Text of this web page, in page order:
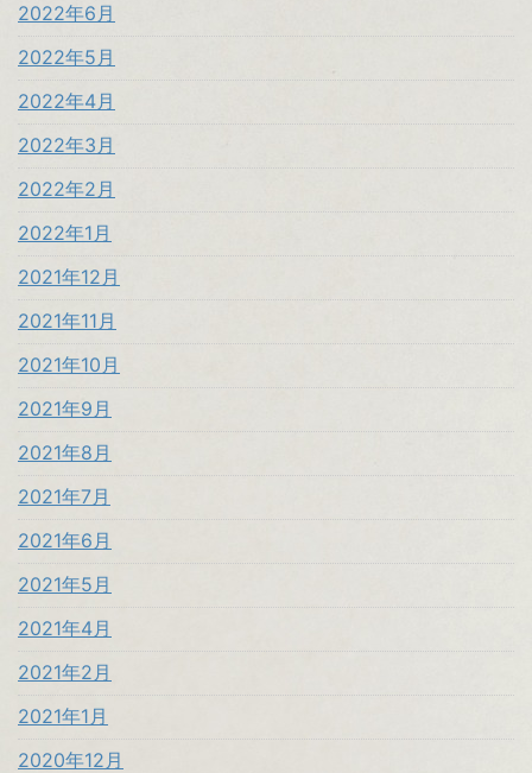
2022年6月
2022年5月
2022年4月
2022年3月
2022年2月
2022年1月
2021年12月
2021年11月
2021年10月
2021年9月
2021年8月
2021年7月
2021年6月
2021年5月
2021年4月
2021年2月
2021年1月
2020年12月